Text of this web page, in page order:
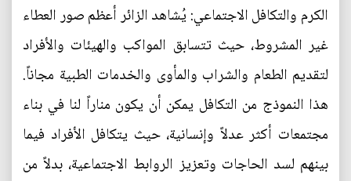
الكرم والتكافل الاجتماعي: يُشاهد الزائر أعظم صور العطاء
غير المشروط، حيث تتسابق المواكب والهيئات والأفراد
لتقديم الطعام والشراب والمأوى والخدمات الطبية مجاناً.
هذا النموذج من التكافل يمكن أن يكون مناراً لنا في بناء
مجتمعات أكثر عدلاً وإنسانية، حيث يتكافل الأفراد فيما
بينهم لسد الحاجات وتعزيز الروابط الاجتماعية، بدلاً من